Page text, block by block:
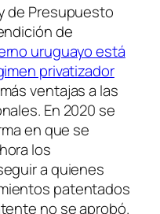
de Presupuesto
de
uruguayo está
privatizador
ventajas a las
En 2020 se
en que se
los
a quienes
patentados
no se aprobó.